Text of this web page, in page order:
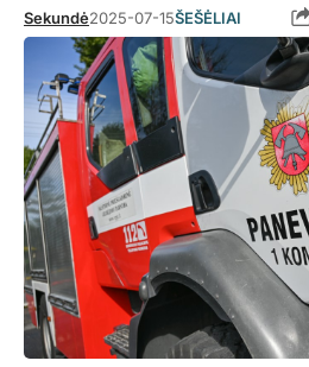
Sekundė2025-07-15ŠEŠĖLIAI